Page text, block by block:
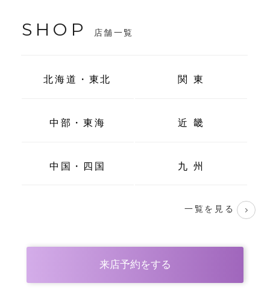
SHOP 店舗一覧
北海道・東北 関 東
中部・東海 近 畿
中国・四国 九 州
一覧を見る
来店予約をする